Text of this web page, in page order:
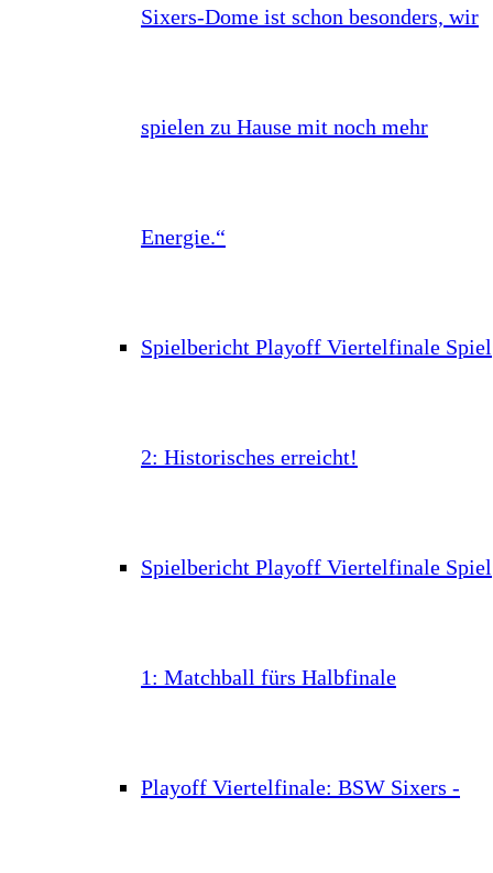
Sixers-Dome ist schon besonders, wir
spielen zu Hause mit noch mehr
Energie.“
Spielbericht Playoff Viertelfinale Spiel
2: Historisches erreicht!
Spielbericht Playoff Viertelfinale Spiel
1: Matchball fürs Halbfinale
Playoff Viertelfinale: BSW Sixers -